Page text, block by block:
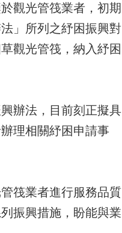
觀光管筏業者，初期
」所列之紓困振興對
觀光管筏，納入紓困
辦法，目前刻正擬具
理相關紓困申請事
筏業者進行服務品質
振興措施，盼能與業